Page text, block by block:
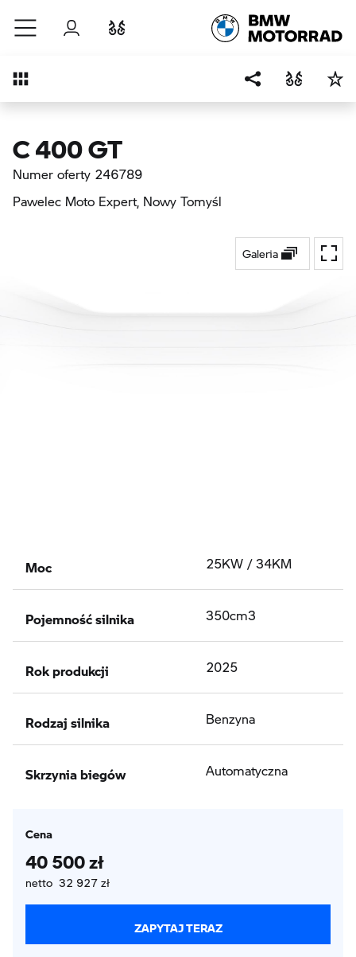
Przejdź do głównej treści
Zaloguj się
Przegląd
C 400 GT
Numer oferty 246789
Pawelec Moto Expert, Nowy Tomyśl
Galeria
Moc 25KW / 34KM
Pojemność silnika 350cm3
Rok produkcji 2025
Rodzaj silnika Benzyna
Skrzynia biegów Automatyczna
Cena
40 500 zł
netto 32 927 zł
ZAPYTAJ TERAZ